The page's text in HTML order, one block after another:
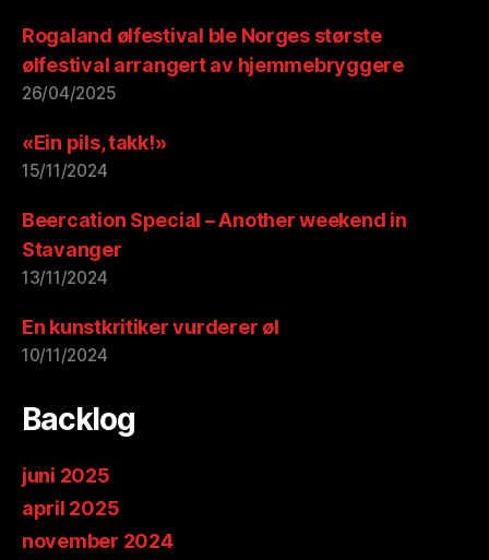
Rogaland ølfestival ble Norges største
ølfestival arrangert av hjemmebryggere
26/04/2025
«Ein pils, takk!»
15/11/2024
Beercation Special – Another weekend in
Stavanger
13/11/2024
En kunstkritiker vurderer øl
10/11/2024
Backlog
juni 2025
april 2025
november 2024